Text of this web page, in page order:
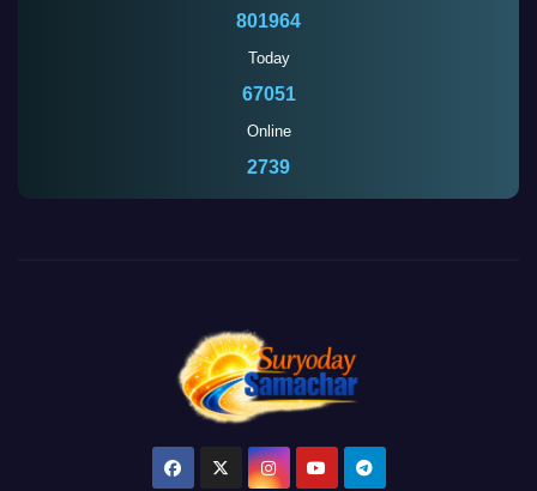
801964
Today
67051
Online
2739